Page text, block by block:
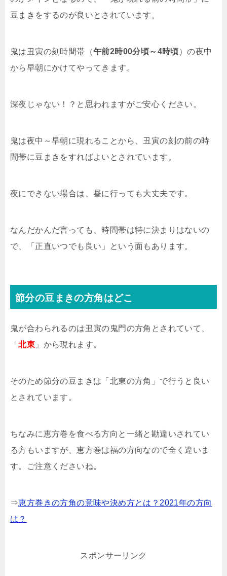
豆まきをするのが良いとされています。
鬼は丑寅の刻時間帯（午前2時00分頃～4時頃）の夜中
から早朝にかけてやってきます。
深夜じゃない！？と思われますがご安心ください。
鬼は夜中～早朝に現れることから、丑寅の刻の前の時
間帯に豆まきをすればよいとされています。
夜にできない場合は、昼に行っても大丈夫です。
なんだかんだ言っても、時間帯は特に決まりはないの
で、「正直いつでも良い」という面もあります。
節分の豆まきの方角はどこ
鬼が合わられるのは丑寅の鬼門の方角とされていて、
「北東 」から現れます。
そのため節分の豆まきは「北東の方角」で行うと良い
とされています。
ちなみに恵方巻を食べる方向と一緒と勘違いされてい
る方もいますが、恵方巻は福の方向なので全く違いま
す。ご注意くださいね。
⇒恵方巻きの方角の意味や決め方とは？2021年の方向
は？
スポンサーリンク